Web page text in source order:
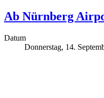
Ab Nürnberg
Datum
Donnerstag, 14.